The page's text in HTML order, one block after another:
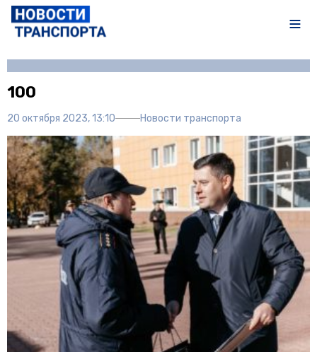
100
20 октября 2023, 13:10 Новости транспорта